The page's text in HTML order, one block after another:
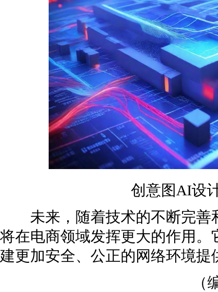
创意图AI设
未来，随着技术的不断完善
将在电商领域发挥更大的作用
建更加安全、公正的网络环境提
（